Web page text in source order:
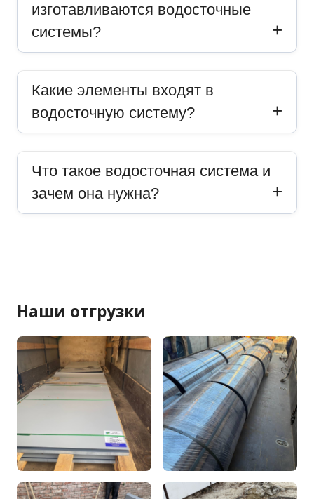
изготавливаются водосточные
системы?
Какие элементы входят в
водосточную систему?
Что такое водосточная система и
зачем она нужна?
Наши отгрузки